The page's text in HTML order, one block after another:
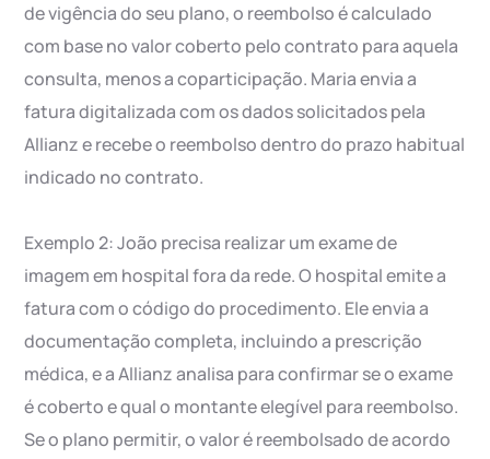
de vigência do seu plano, o reembolso é calculado
com base no valor coberto pelo contrato para aquela
consulta, menos a coparticipação. Maria envia a
fatura digitalizada com os dados solicitados pela
Allianz e recebe o reembolso dentro do prazo habitual
indicado no contrato.
Exemplo 2: João precisa realizar um exame de
imagem em hospital fora da rede. O hospital emite a
fatura com o código do procedimento. Ele envia a
documentação completa, incluindo a prescrição
médica, e a Allianz analisa para confirmar se o exame
é coberto e qual o montante elegível para reembolso.
Se o plano permitir, o valor é reembolsado de acordo